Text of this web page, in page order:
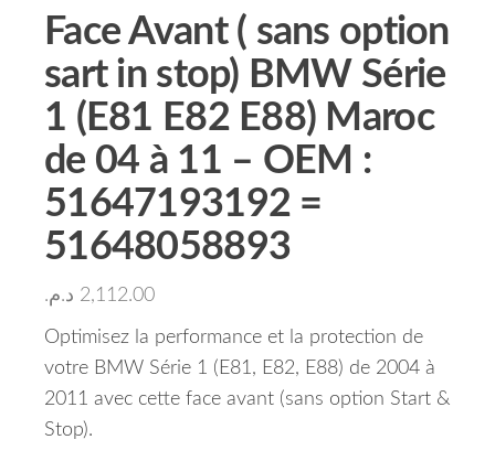
Face Avant ( sans option
sart in stop) BMW Série
1 (E81 E82 E88) Maroc
de 04 à 11 – OEM :
51647193192 =
51648058893
2,112.00 د.م.
Optimisez la performance et la protection de
votre BMW Série 1 (E81, E82, E88) de 2004 à
2011 avec cette face avant (sans option Start &
Stop).